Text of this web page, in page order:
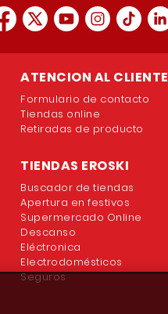
ATENCION AL CLIENTE
Formulario de contacto
Tiendas online
Retiradas de producto
TIENDAS EROSKI
Buscador de tiendas
Apertura en festivos
Supermercado Online
Descanso
Eléctronica
Electrodomésticos
Seguros